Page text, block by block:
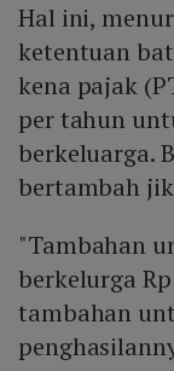
Hal ini,
ketentuan
kena pajak
per tahun
berkeluarga.
bertambah
"Tambahan
berkelurga
tambahan